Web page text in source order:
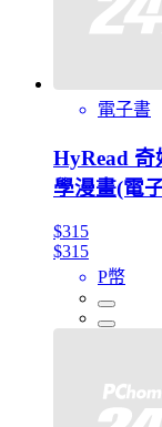
電子書
HyRead
學漫畫(電
$315
$315
P幣